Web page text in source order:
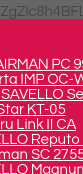
PC
IMP OC-
KT-05
Link II CA
Reputo
SC